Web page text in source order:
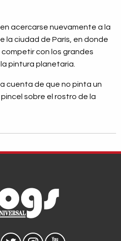
acercarse nuevamente a la
la ciudad de París, en donde
con los grandes
pintura planetaria.
cuenta de que no pinta un
sobre el rostro de la